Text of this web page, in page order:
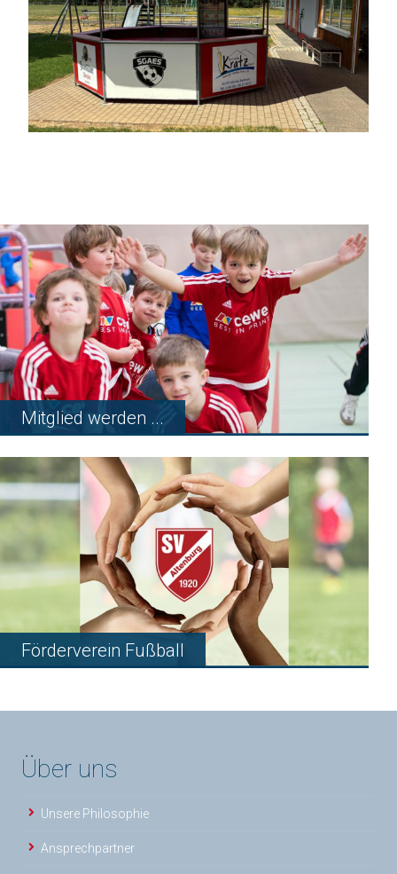
Mitglied werden ...
Förderverein Fußball
Über uns
Unsere Philosophie
Ansprechpartner